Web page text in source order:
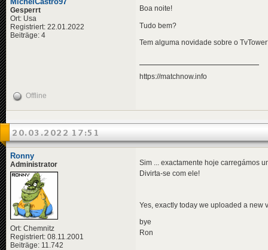
Gesperrt
Ort: Usa
Registriert: 22.01.2022
Beiträge: 4
Boa noite!
Tudo bem?
Tem alguma novidade sobre o
https://matchnow.info
Offline
20.03.2022 17:51
Ronny
Administrator
Ort: Chemnitz
Registriert: 08.11.2001
Beiträge: 11.742
Sim ... exactamente hoje carregámos
Divirta-se com ele!
Yes, exactly today we uploaded a new
bye
Ron